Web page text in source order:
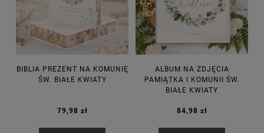
BIBLIA PREZENT NA KOMUNIĘ
ŚW. BIAŁE KWIATY
79,98 zł
ALBUM NA ZDJĘCIA
PAMIĄTKA I KOMUNII ŚW.
BIAŁE KWIATY
84,98 zł